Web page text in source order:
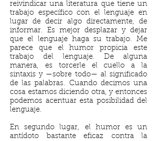
reivindicar una literatura que tiene un
trabajo específico con el lenguaje en
lugar de decir algo directamente, de
informar. Es mejor desplazar y dejar
que el lenguaje haga su trabajo. Me
parece que el humor propicia este
trabajo del lenguaje. De alguna
manera, es torcerle el cuello a la
sintaxis y —sobre todo— al significado
de las palabras. Cuando decimos una
cosa estamos diciendo otra, y entonces
podemos acentuar esta posibilidad del
lenguaje.
En segundo lugar, el humor es un
antídoto bastante eficaz contra la